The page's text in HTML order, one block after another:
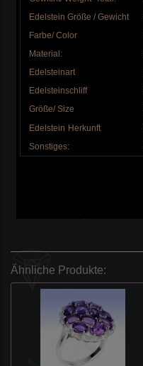
Edelstein Größe / Gewicht
Farbe/ Color
Material:
Edelsteinart
Edelsteinschliff
Größe/ Size
Edelstein Herkunft
Sonstiges:
Ähnliche Produkte: